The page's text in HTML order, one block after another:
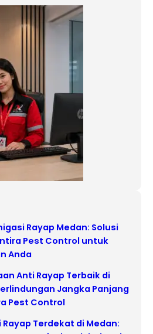
Rayap Medan: Solusi
Pest Control untuk
Anda
Anti Rayap Terbaik di
Jangka Panjang
Pest Control
Rayap Terdekat di Medan: